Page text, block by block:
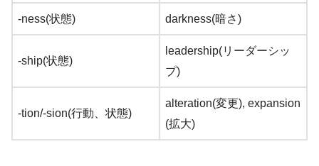
-ness(状態) darkness(暗さ)
-ship(状態)
leadership(リーダーシッ
プ)
-tion/-sion(行動、状態)
alteration(変更), expansion
(拡大)